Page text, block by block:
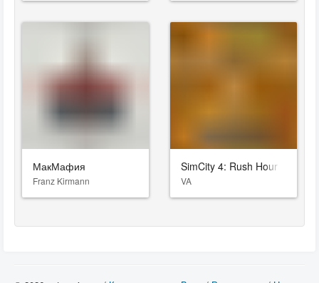
МакМафия
Franz Kirmann
SimCity 4: Rush Hour
VA